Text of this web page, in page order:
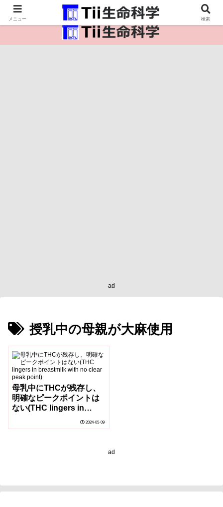
医療保健・生命・生物の情報インフラ。
ad
授乳中の母親が大麻使用
母乳中にTHCが残存し、
明確なピークポイントは
ない(THC lingers in
breastmilk with no clear
peak point)
2024-05-09
ad
メニュー 検索